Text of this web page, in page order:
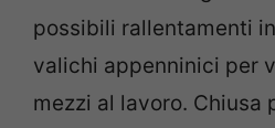
possibili rallentamenti
valichi appenninici per
mezzi al lavoro. Chiusa